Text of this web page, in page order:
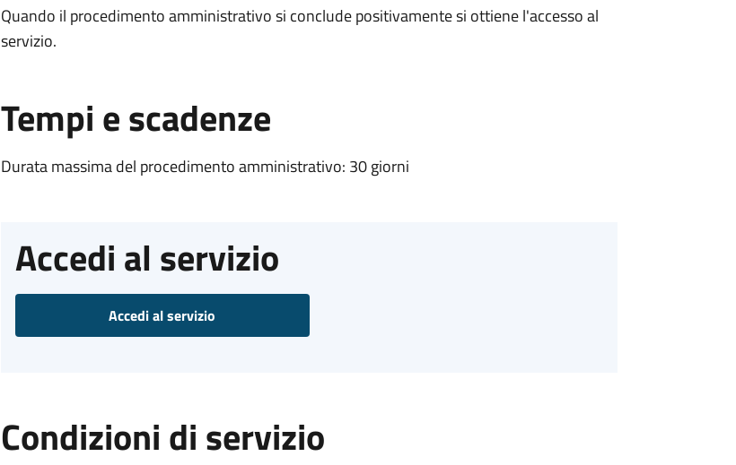
Quando il procedimento amministrativo si conclude positivamente si ottiene l'accesso al
servizio.
Tempi e scadenze
Durata massima del procedimento amministrativo: 30 giorni
Accedi al servizio
Accedi al servizio
Condizioni di servizio